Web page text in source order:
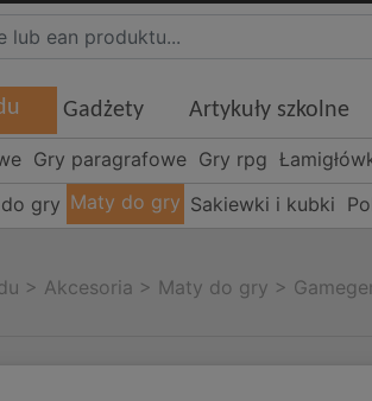
Gadżety Artykuły szkolne
Gry paragrafowe Gry rpg
gry Maty do gry Sakiewki i kubki
> Akcesoria > Maty do gry >